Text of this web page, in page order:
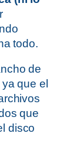
todo.
de
que el
que
disco